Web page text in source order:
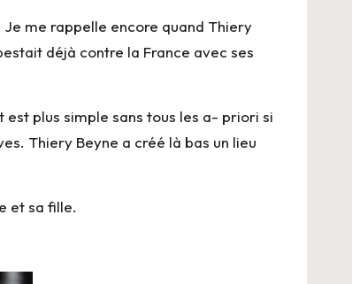
Je me rappelle encore quand Thiery
déjà contre la France avec ses
plus simple sans tous les a- priori si
Thiery Beyne a créé là bas un lieu
et sa fille.